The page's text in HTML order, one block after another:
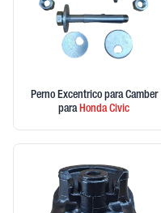
Perno Excentrico para Camber
paraHondaCivic